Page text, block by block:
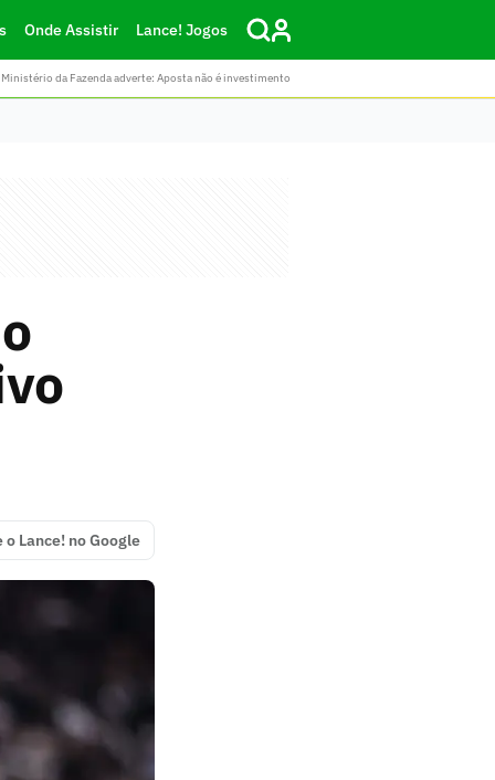
Onde Assistir Lance! Jogos
da Fazenda adverte: Aposta não é investimento
o Lance! no Google